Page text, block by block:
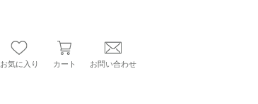
お気に入り カート お問い合わせ